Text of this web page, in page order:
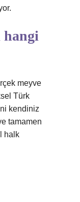
hangi
meyve
Türk
kendiniz
tamamen
halk